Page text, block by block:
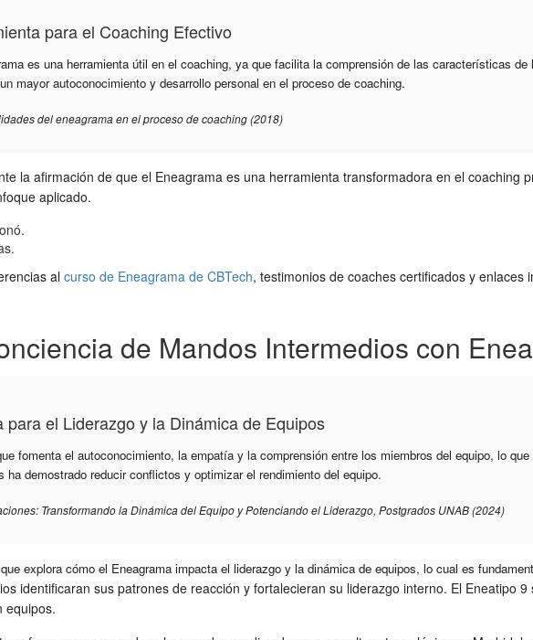
para el Coaching Efectivo
es una herramienta útil en el coaching, ya que facilita la comprensión de las características
mayor autoconocimiento y desarrollo personal en el proceso de coaching.
del eneagrama en el proceso de coaching (2018)
la afirmación de que el Eneagrama es una herramienta transformadora en el coaching
aplicado.
al curso de Eneagrama de CBTech, testimonios de coaches certificados y
de Mandos Intermedios con
el Liderazgo y la Dinámica de Equipos
fomenta el autoconocimiento, la empatía y la comprensión entre los miembros del equipo, lo
demostrado reducir conflictos y optimizar el rendimiento del equipo.
Transformando la Dinámica del Equipo y Potenciando el Liderazgo, Postgrados UNAB (2024)
explora cómo el Eneagrama impacta el liderazgo y la dinámica de equipos, lo cual es
identificaran sus patrones de reacción y fortalecieran su liderazgo interno. El Eneatipo
equipos.